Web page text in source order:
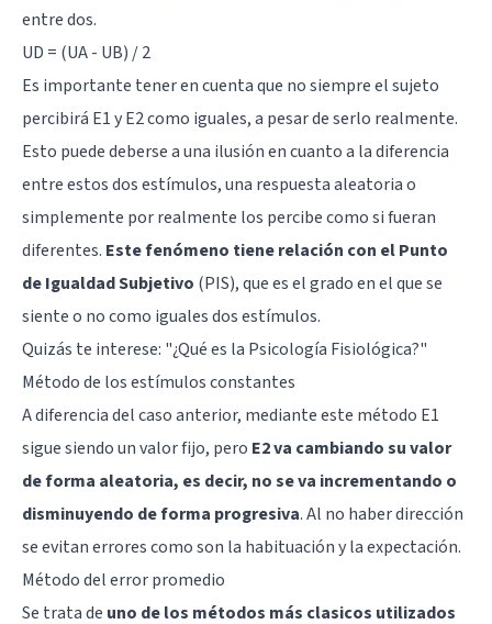
entre dos.
UD = (UA - UB) / 2
Es importante tener en cuenta que no siempre el sujeto
percibirá E1 y E2 como iguales, a pesar de serlo realmente.
Esto puede deberse a una ilusión en cuanto a la diferencia
entre estos dos estímulos, una respuesta aleatoria o
simplemente por realmente los percibe como si fueran
diferentes. Este fenómeno tiene relación con el Punto
de Igualdad Subjetivo (PIS), que es el grado en el que se
siente o no como iguales dos estímulos.
Quizás te interese: "¿Qué es la Psicología Fisiológica?"
Método de los estímulos constantes
A diferencia del caso anterior, mediante este método E1
sigue siendo un valor fijo, pero E2 va cambiando su valor
de forma aleatoria, es decir, no se va incrementando o
disminuyendo de forma progresiva. Al no haber dirección
se evitan errores como son la habituación y la expectación.
Método del error promedio
Se trata de uno de los métodos más clasicos utilizados